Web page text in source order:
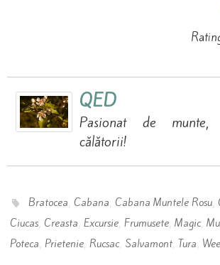
QED
Pasionat de
călătorii!
Bratocea Cabana Cabana Muntele Rosu
Ciucas Creasta Excursie Frumusete Magic,
Poteca Prietenie Rucsac, Salvamont Tura